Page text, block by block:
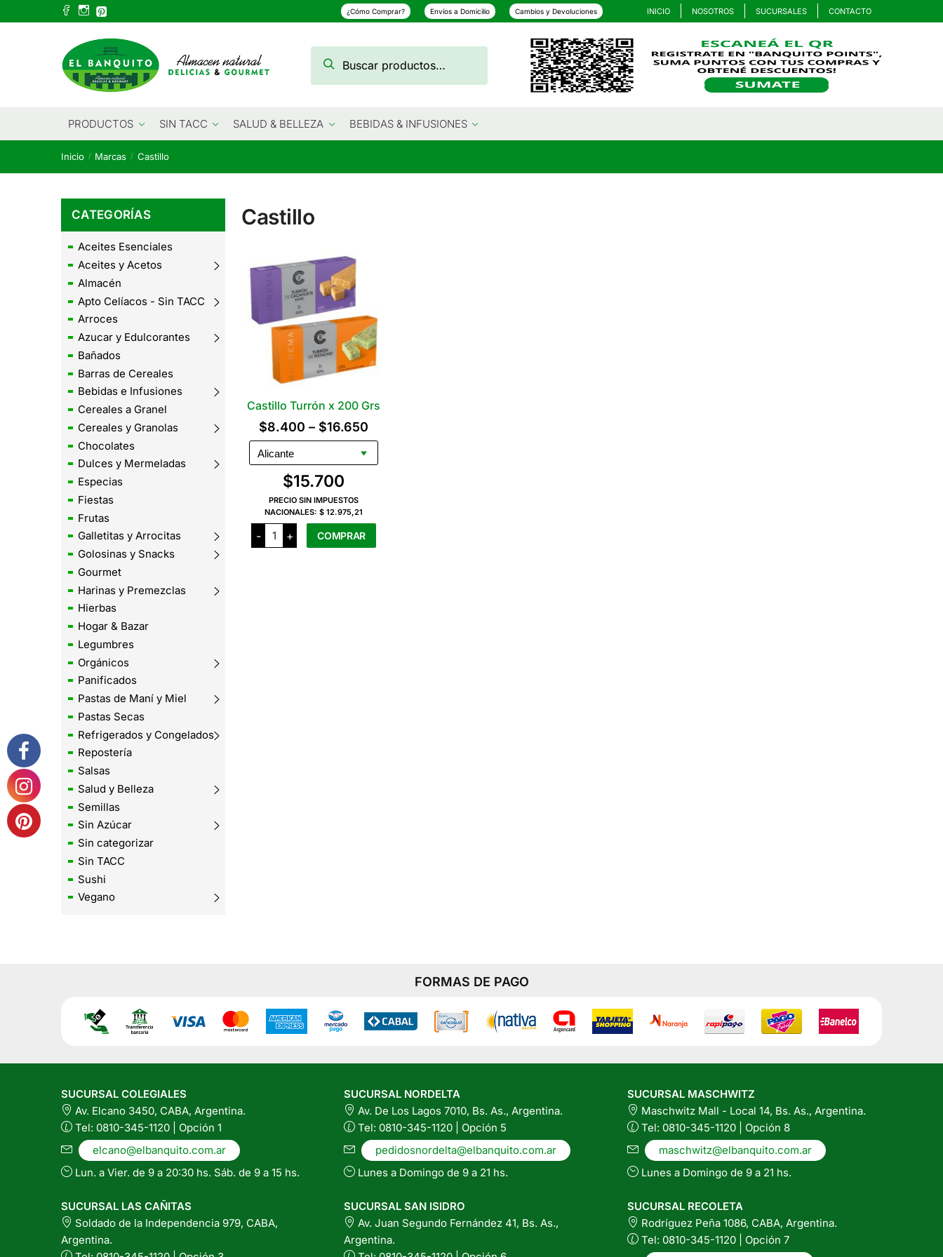
to
to
¿Cómo Comprar? Envíos a Domicilio Cambios y Devoluciones INICIO NOSOTROS SUCURSALES CONTACTO
por:
Buscar
PRODUCTOS SIN TACC SALUD & BELLEZA BEBIDAS & INFUSIONES
Inicio / Marcas / Castillo
Castillo
Castillo Turrón x 200 Grs
$8.400 – $16.650
de
precios:
hasta
$16.650
$15.700
PRECIO SIN IMPUESTOS
NACIONALES:$ 12.975,21
-
Castillo
Turrón
x
+ COMPRAR
CATEGORÍAS
Aceites Esenciales
Aceites y Acetos
Almacén
Apto Celíacos - Sin TACC
Arroces
Azucar y Edulcorantes
Bañados
Barras de Cereales
Bebidas e Infusiones
Cereales a Granel
Cereales y Granolas
Chocolates
Dulces y Mermeladas
Especias
Fiestas
Frutas
Galletitas y Arrocitas
Golosinas y Snacks
Gourmet
Harinas y Premezclas
Hierbas
Hogar & Bazar
Legumbres
Orgánicos
Panificados
Pastas de Maní y Miel
Pastas Secas
Refrigerados y Congelados
Repostería
Salsas
Salud y Belleza
Semillas
Sin Azúcar
Sin categorizar
Sin TACC
Sushi
Vegano
FORMAS DE PAGO
SUCURSAL COLEGIALES
Av. Elcano 3450, CABA, Argentina.
Tel: 0810-345-1120 | Opción 1
elcano@elbanquito.com.ar
Lun. a Vier. de 9 a 20:30 hs. Sáb. de 9 a 15 hs.
SUCURSAL LAS CAÑITAS
Soldado de la Independencia 979, CABA,
Argentina.
SUCURSAL NORDELTA
Av. De Los Lagos 7010, Bs. As., Argentina.
Tel: 0810-345-1120 | Opción 5
pedidosnordelta@elbanquito.com.ar
Lunes a Domingo de 9 a 21 hs.
SUCURSAL SAN ISIDRO
Av. Juan Segundo Fernández 41, Bs. As.,
Argentina.
SUCURSAL MASCHWITZ
Maschwitz Mall - Local 14, Bs. As., Argentina.
Tel: 0810-345-1120 | Opción 8
maschwitz@elbanquito.com.ar
Lunes a Domingo de 9 a 21 hs.
SUCURSAL RECOLETA
Rodríguez Peña 1086, CABA, Argentina.
Tel: 0810-345-1120 | Opción 7